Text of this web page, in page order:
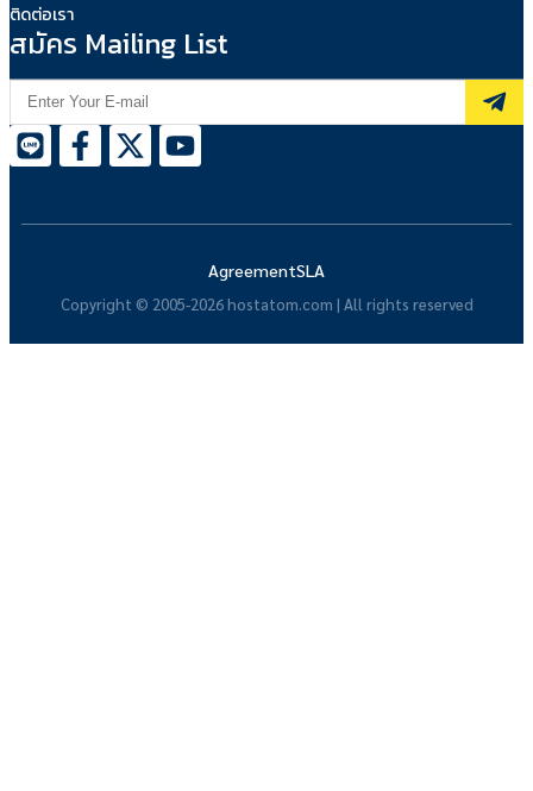
ติดต่อเรา
สมัคร Mailing List
Copyright © 2005-2026 hostatom.com | All rights reserved
AgreementSLA